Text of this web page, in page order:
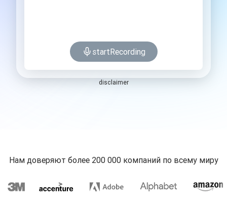
startRecording
disclaimer
Нам доверяют более 200 000 компаний по всему миру